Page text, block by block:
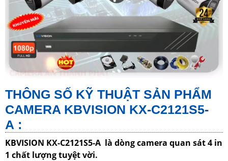
THÔNG SỐ KỸ THUẬT SẢN PHẨM
CAMERA KBVISION KX-C2121S5-
A :
KBVISION KX-C2121S5-A là dòng camera quan sát 4 in
1 chất lượng tuyệt vời.